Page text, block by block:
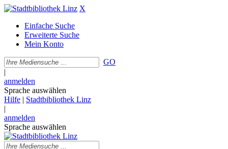
X
Einfache Suche
Erweiterte Suche
Mein Konto
GO
|
anmelden
Sprache auswählen
Hilfe | Stadtbibliothek Linz
|
anmelden
Sprache auswählen